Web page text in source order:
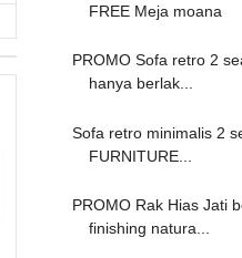
FREE Meja moana
PROMO Sofa retro 2
hanya berlak...
Sofa retro minimalis 2
FURNITURE...
PROMO Rak Hias Jati
finishing natura...